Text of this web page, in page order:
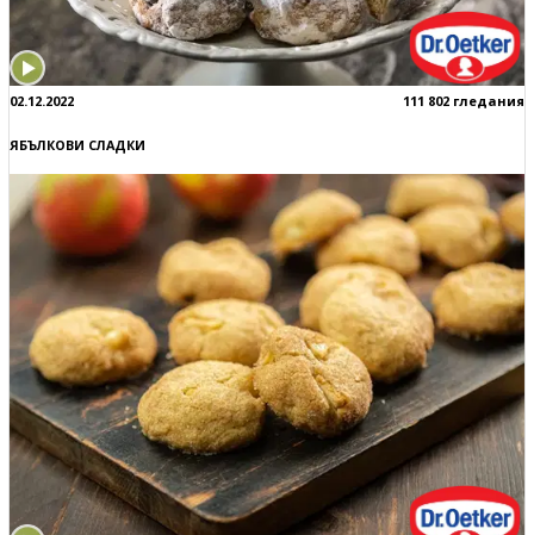
02.12.2022 111 802 гледания
ЯБЪЛКОВИ СЛАДКИ